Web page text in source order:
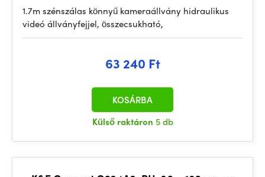
1.7m szénszálas könnyű kameraállvány hidraulikus
videó állványfejjel, összecsukható,
63 240 Ft
Külső raktáron 5 db
KOSÁRBA